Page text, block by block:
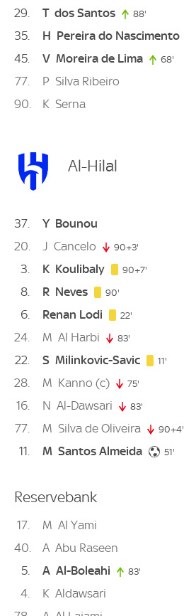
29 T dos Santos 88'
35 H Pereira do Nascimento
45 V Moreira de Lima 68'
77 P Silva Ribeiro
90
K Serna
Al-Hilal
37 Y Bounou
20
J Cancelo 90+3'
3 K Koulibaly 90+7'
8 R Neves 90'
6 Renan Lodi 22'
24 M Al Harbi 83'
22 S Milinkovic-Savic 11'
28 M Kanno (c) 75'
16 N Al-Dawsari 83'
77 M Silva de Oliveira 90+4'
11 M Santos Almeida 51'
Reservebank
17 M Al Yami
40
A Abu Raseen
5
A Al-Boleahi 83'
4 K Aldawsari